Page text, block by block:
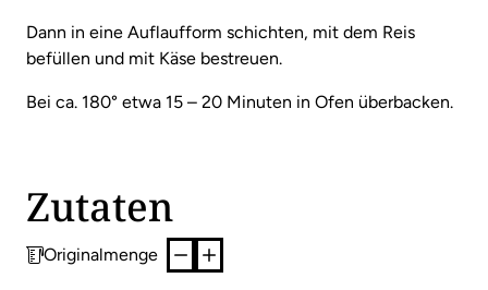
Dann in eine Auflaufform schichten, mit dem Reis
befüllen und mit Käse bestreuen.
Bei ca. 180° etwa 15 – 20 Minuten in Ofen überbacken.
Zutaten
Originalmenge